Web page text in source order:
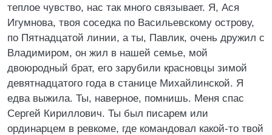
теплое чувство, нас так много связывает. Я, Ася
Игумнова, твоя соседка по Васильевскому острову,
по Пятнадцатой линии, а ты, Павлик, очень дружил с
Владимиром, он жил в нашей семье, мой
двоюродный брат, его зарубили красновцы зимой
девятнадцатого года в станице Михайлинской. Я
едва выжила. Ты, наверное, помнишь. Меня спас
Сергей Кириллович. Ты был писарем или
ординарцем в ревкоме, где командовал какой-то твой